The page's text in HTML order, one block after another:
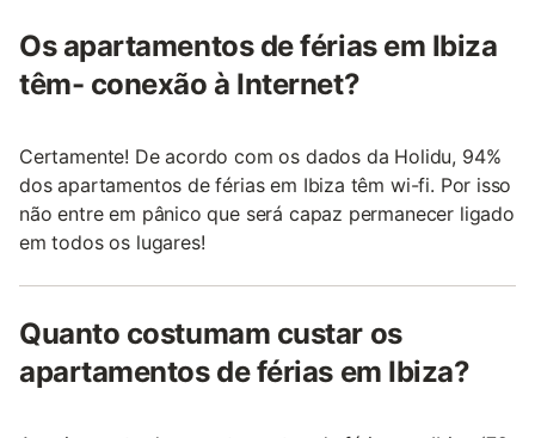
Os apartamentos de férias em Ibiza
têm- conexão à Internet?
Certamente! De acordo com os dados da Holidu, 94%
dos apartamentos de férias em Ibiza têm wi-fi. Por isso
não entre em pânico que será capaz permanecer ligado
em todos os lugares!
Quanto costumam custar os
apartamentos de férias em Ibiza?